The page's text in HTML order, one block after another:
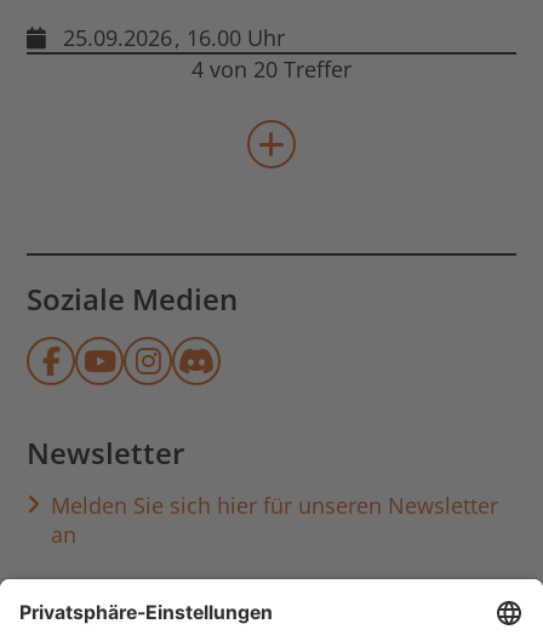
25.09.2026, 16.00 Uhr
4 von 20 Treffer
mehr Veranstaltungen
Soziale Medien
Münchner Stadtbibliothek auf
Münchner Stadtbibliothek auf
Münchner Stadtbibliothek
Münchner
Newsletter
Melden Sie sich hier für unseren Newsletter
an
Häufig aufgerufen